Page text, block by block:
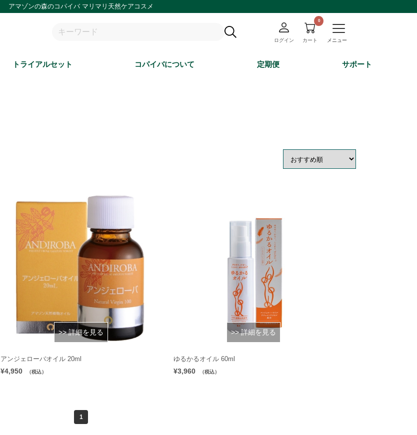
アマゾンの森のコパイバ マリマリ天然ケアコスメ
ログイン カート メニュー
トライアルセット コパイバについて 定期便 サポート
>> 詳細を見る
アンジェローバオイル 20ml
¥4,950 （税込）
>> 詳細を見る
ゆるかるオイル 60ml
¥3,960 （税込）
1